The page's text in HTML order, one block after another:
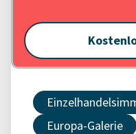
Europa-Galerie